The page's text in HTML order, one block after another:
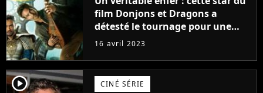
film Donjons et Dragons a
détesté le tournage pour une
raison très spéciale
16 avril 2023
player2 CINÉ SÉRIE